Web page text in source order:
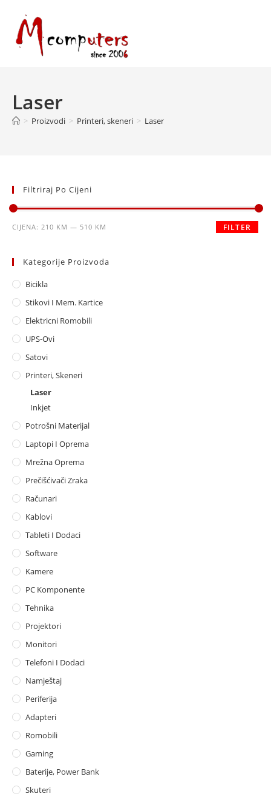
content
Laser
> Proizvodi > Printeri, skeneri > Laser
Filtriraj Po Cijeni
Minimalna
Maksimalna
FILTER
CIJENA: 210 KM — 510 KM
Kategorije Proizvoda
Bicikla
Stikovi I Mem. Kartice
Elektricni Romobili
UPS-Ovi
Satovi
Printeri, Skeneri
Laser
Inkjet
Potrošni Materijal
Laptopi I Oprema
Mrežna Oprema
Prečišćivači Zraka
Računari
Kablovi
Tableti I Dodaci
Software
Kamere
PC Komponente
Tehnika
Projektori
Monitori
Telefoni I Dodaci
Namještaj
Periferija
Adapteri
Romobili
Gaming
Baterije, Power Bank
Skuteri